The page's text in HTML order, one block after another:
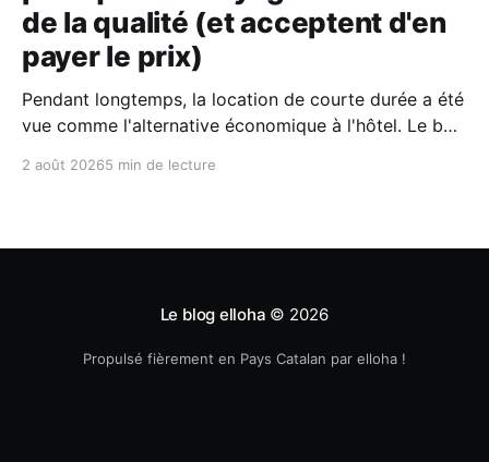
de la qualité (et acceptent d'en
payer le prix)
Pendant longtemps, la location de courte durée a été
vue comme l'alternative économique à l'hôtel. Le bon
2 août 20265 min de lecture
Le blog elloha © 2026
Propulsé fièrement en Pays Catalan par elloha !